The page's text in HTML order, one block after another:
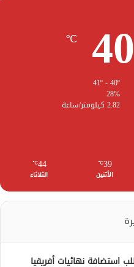
40
℃
28%
2.82 كيلومتر/ساعة
39
℃
الأثنين
44
℃
الثلاثاء
استضافة نهائيات أفريقيا